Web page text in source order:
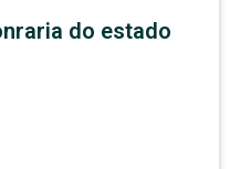
do estado